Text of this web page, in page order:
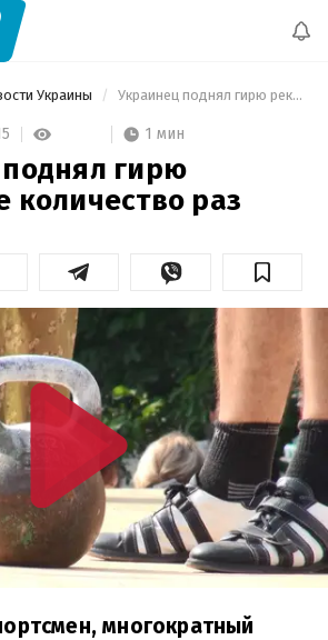
Украины Украинец поднял гирю рекордное количество раз
1 мин
гирю
количество раз
многократный